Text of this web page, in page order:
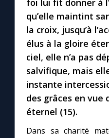
foi lui fit donner à
qu’elle maintint
la croix, jusqu’à
élus à la gloire
ciel, elle n’a pas
salvifique, mais
instante
des grâces en vue
éternel (15).
Dans sa charité